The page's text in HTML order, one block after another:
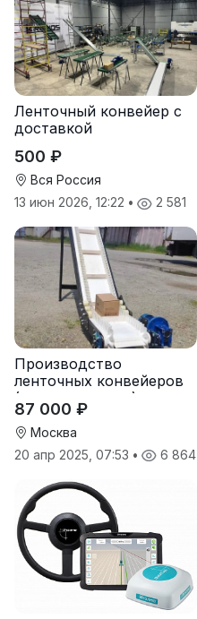
Ленточный конвейер с
доставкой
500 ₽
Вся Россия
13 июн 2026, 12:22 • 2 581
Производство
ленточных конвейеров
(транспортеров) под
заказ
87 000 ₽
Москва
20 апр 2025, 07:53 • 6 864